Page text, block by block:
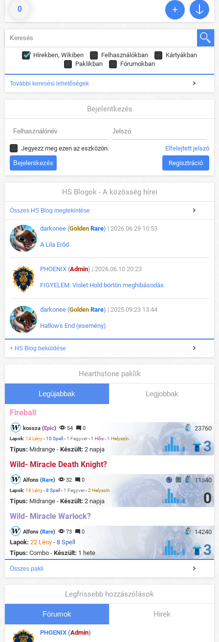
0
Hírekben, Wikiben Felhasználókban
Kártyákban
Paklikban
Fórumokban
További keresési lehetőségek
Bejelentkezés
Jegyezz meg ezen az eszközön. Elfelejtett jelszó
Regisztráció
HS Blogok - A közösség hírei
Összes HS Blog megtekintése
darkonee (Golden Rare) | 2026.06.29 10:53
A Lila Erőd
PHOENIX (Admin) | 2026.06.10 20:23
FIGYELEM: Violet Hold börtön meghibásodás
darkonee (Golden Rare) | 2025.09.23 13:44
Hallow's End (esemény)
+ HS Blog beküldése
Hearthstone paklik
Legújabbak Legjobbak
Fireball
23760
kossza (Epic) 54 0
Lapok: 14 Lény-10 Spell - 1 Fegyver-1 Hős-1 Helyszín
Típus: Midrange - Készült: 2 napja 3
Wild- Miracle Death Knight?
11840
Alfons (Rare) 32 0
Lapok: 19 Lény-8 Spell - 1 Fegyver-2 Helyszín
Típus: Midrange - Készült: 2 napja 0
Wild- Miracle Warlock?
14240
Alfons (Rare) 73 0
Lapok: 22 Lény - 8 Spell
Típus: Combo - Készült: 1 hete 3
Összes pakli
Legfrissebb hozzászólások
Fórumok Hirek
PHOENIX (Admin)